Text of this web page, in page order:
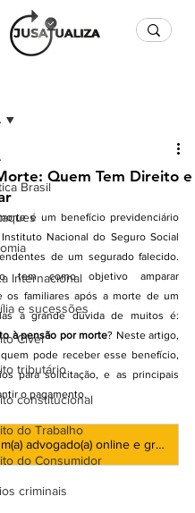
Brasil
Internacional
e sucessões
Cível
tributário
constitucional
do Trabalho
do Consumidor
criminais
Quem Tem Direito e
é um benefício previdenciário
Nacional do Seguro Social
de um segurado falecido.
tem como objetivo amparar
os familiares após a morte de um
à pensão por morte? Neste artigo,
pode receber esse benefício,
para solicitação, e as principais
o pagamento.
Falar com um(a) advogado(a) online e gratuito!